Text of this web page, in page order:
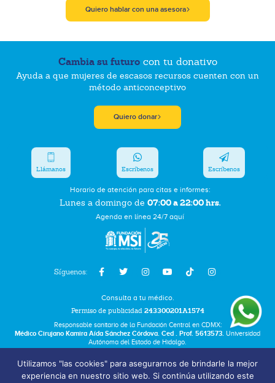
Quiero hablar con una asesora
Cambia su futurocon tu donativo
Ayuda a que mujeres de escasos recursos cuenten con un
método anticonceptivo
Quiero donar
Síguenos:
Horario de atención para citas e informes:
Lunes a domingo de 07:00 a 22:00 hrs.
Agenda en línea 24/7 aquí
Llámanos Escríbenos Escríbenos
Consulta a tu médico.
Permiso de publicidad 243300201A1574
Responsable sanitario de la Fundación Central en CDMX:
Médico Cirujano Kamira Aída Sánchez Córdova. Ced . Prof. 5613573. Universidad
Autónoma del Estado de Hidalgo.
Términos y Condiciones
Bolsa de Trabajo
Utilizamos "las cookies" para asegurarnos de brindarle la mejor
experiencia en nuestro sitio web. Si continúa utilizando este